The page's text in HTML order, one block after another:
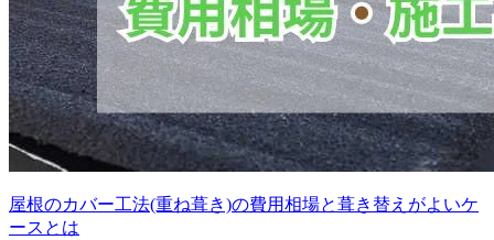
屋根のカバー工法(重ね葺き)の費用相場と葺き替えがよいケ
ースとは